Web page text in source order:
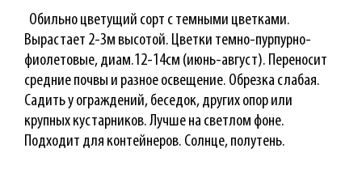
Обильно цветущий сорт с темными цветками.
Вырастает 2-3м высотой. Цветки темно-пурпурно-
фиолетовые, диам.12-14см (июнь-август). Переносит
средние почвы и разное освещение. Обрезка слабая.
Садить у ограждений, беседок, других опор или
крупных кустарников. Лучше на светлом фоне.
Подходит для контейнеров. Солнце, полутень.